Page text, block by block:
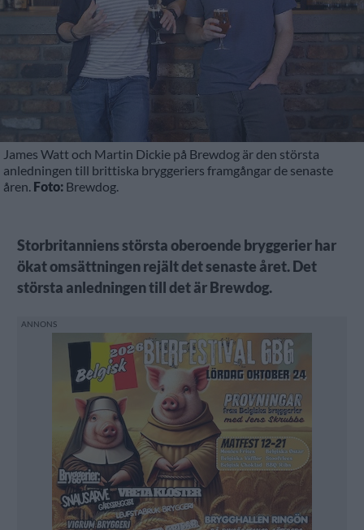
James Watt och Martin Dickie på Brewdog är den största
anledningen till brittiska bryggeriers framgångar de senaste
åren. Foto: Brewdog.
Storbritanniens största oberoende bryggerier har
ökat omsättningen rejält det senaste året. Det
största anledningen till det är Brewdog.